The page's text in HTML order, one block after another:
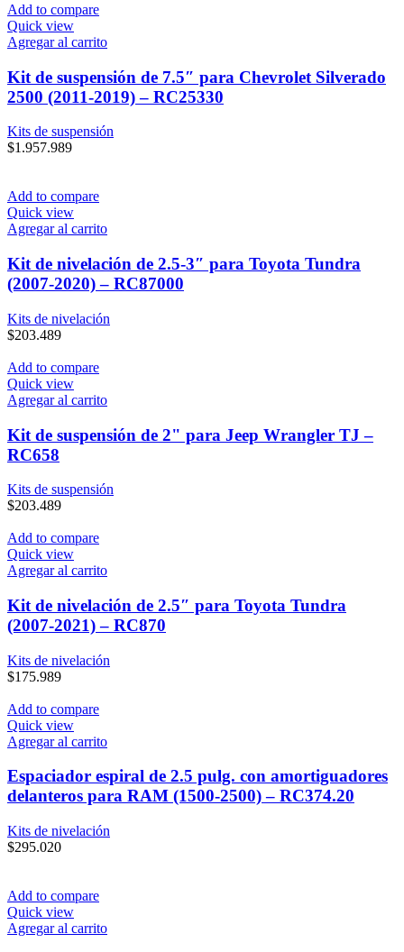
Add to compare
Quick view
Agregar al carrito
Kit de suspensión de 7.5″ para Chevrolet Silverado
2500 (2011-2019) – RC25330
Kits de suspensión
$1.957.989
Add to compare
Quick view
Agregar al carrito
Kit de nivelación de 2.5-3″ para Toyota Tundra
(2007-2020) – RC87000
Kits de nivelación
$203.489
Add to compare
Quick view
Agregar al carrito
Kit de suspensión de 2" para Jeep Wrangler TJ –
RC658
Kits de suspensión
$203.489
Add to compare
Quick view
Agregar al carrito
Kit de nivelación de 2.5″ para Toyota Tundra
(2007-2021) – RC870
Kits de nivelación
$175.989
Add to compare
Quick view
Agregar al carrito
Espaciador espiral de 2.5 pulg. con amortiguadores
delanteros para RAM (1500-2500) – RC374.20
Kits de nivelación
$295.020
Add to compare
Quick view
Agregar al carrito